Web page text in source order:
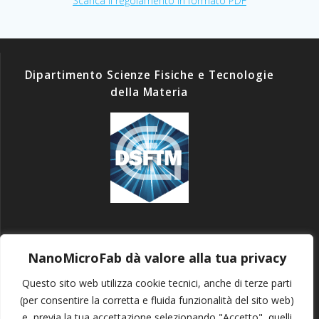
NanoMicroFab dà valore alla tua privacy
Questo sito web utilizza cookie tecnici, anche di terze parti
(per consentire la corretta e fluida funzionalità del sito web)
Dipartimento Scienze Fisiche e Tecnologie
della Materia